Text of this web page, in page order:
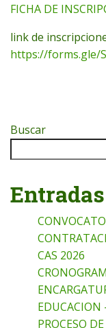
FICHA DE
link de
https://forms.gle/
Buscar
CAS 2026
EDUCACION
PROCESO